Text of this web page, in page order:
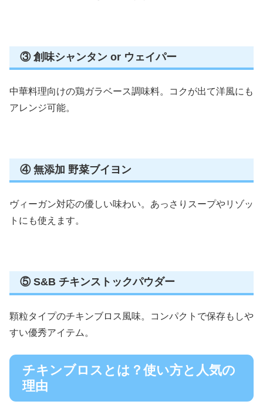
③ 創味シャンタン or ウェイパー
中華料理向けの鶏ガラベース調味料。コクが出て洋風にも
アレンジ可能。
④ 無添加 野菜ブイヨン
ヴィーガン対応の優しい味わい。あっさりスープやリゾッ
トにも使えます。
⑤ S&B チキンストックパウダー
顆粒タイプのチキンブロス風味。コンパクトで保存もしや
すい優秀アイテム。
チキンブロスとは？使い方と人気の
理由